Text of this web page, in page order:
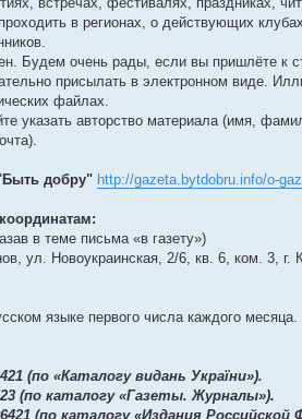
в регионах, о действующих
Будем очень рады, если вы пришлёте к
присылать в электронном виде.
файлах.
указать авторство материала (имя,
добру" http://gazeta.bytdobru.info/o-
в теме письма «в газету»)
ул. Новоукраинская, 2/6, кв. 6, ком. 3, г.
языке первого числа каждого месяца.
(по «Каталогу видань України»).
(по каталогу «Газеты. Журналы»).
(по каталогу «Издания Российской